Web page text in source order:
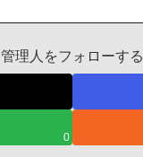
管理人をフォローする
0